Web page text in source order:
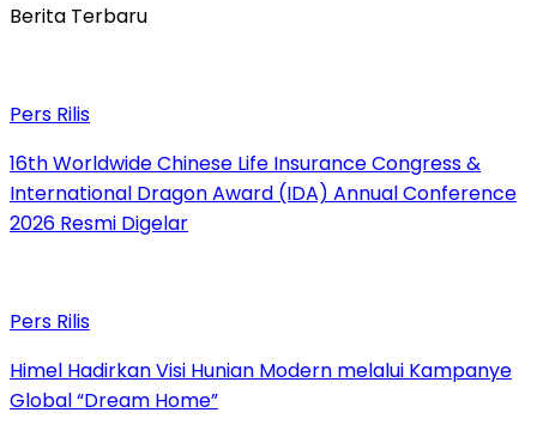
Berita Terbaru
Pers Rilis
16th Worldwide Chinese Life Insurance Congress &
International Dragon Award (IDA) Annual Conference
2026 Resmi Digelar
Pers Rilis
Himel Hadirkan Visi Hunian Modern melalui Kampanye
Global “Dream Home”